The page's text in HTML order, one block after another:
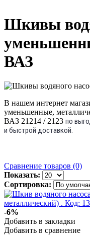
Шкивы
ВАЗ
В нашем интернет
уменьшенные,
ВАЗ 21214 / 2123 по
и быстрой доставкой.
Сравнение товаров (0)
Показать:
Сортировка:
-6%
Добавить в закладки
Добавить в сравнение